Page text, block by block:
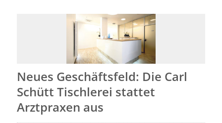
Neues Geschäftsfeld: Die Carl
Schütt Tischlerei stattet
Arztpraxen aus